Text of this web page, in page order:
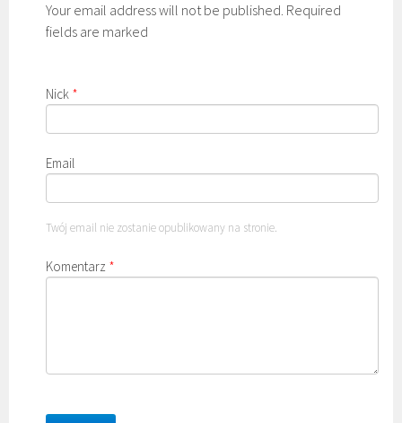
Your email address will not be published. Required
fields are marked
Nick *
Email
Twój email nie zostanie opublikowany na stronie.
Komentarz *